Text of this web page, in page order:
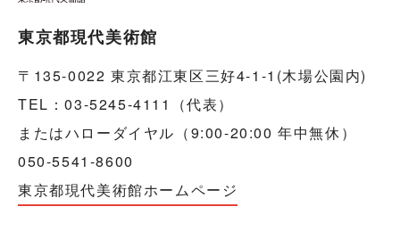
東京都現代美術館
〒135-0022 東京都江東区三好4-1-1(木場公園内)
TEL：03-5245-4111（代表）
またはハローダイヤル（9:00-20:00 年中無休）
050-5541-8600
東京都現代美術館ホームページ